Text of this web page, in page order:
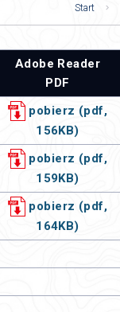
Start
Adobe Reader
PDF
pobierz (pdf,
156KB)
pobierz (pdf,
159KB)
pobierz (pdf,
164KB)